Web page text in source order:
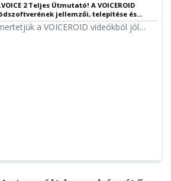
2 Teljes Útmutató! A VOICEROID
jellemzői, telepítése és
a VOICEROID videókból jól